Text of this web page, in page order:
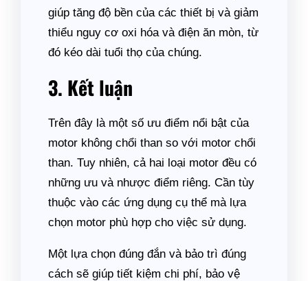
giúp tăng độ bền của các thiết bị và giảm
thiểu nguy cơ oxi hóa và điện ăn mòn, từ
đó kéo dài tuổi thọ của chúng.
3. Kết luận
Trên đây là một số ưu điểm nổi bật của
motor không chổi than so với motor chổi
than. Tuy nhiên, cả hai loại motor đều có
những ưu và nhược điểm riêng. Cần tùy
thuộc vào các ứng dụng cụ thể mà lựa
chọn motor phù hợp cho việc sử dụng.
Một lựa chọn đúng đắn và bảo trì đúng
cách sẽ giúp tiết kiệm chi phí, bảo vệ